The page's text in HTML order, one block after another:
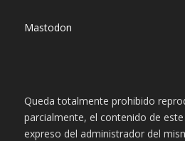
Mastodon
Queda totalmente prohibido
parcialmente, el contenido de
expreso del administrador del